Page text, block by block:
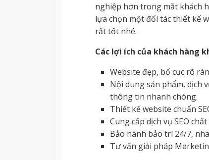
nghiệp hơn trong mắt khách
lựa chọn một đối tác thiết kế
rất tốt nhé.
Các lợi ích của khách hàng
Website đẹp, bố cục rõ
Nội dung sản phẩm, dịch
thông tin nhanh chóng.
Thiết kế website chuẩn
Cung cấp dịch vụ SEO
Bảo hành bảo trì 24/7,
Tư vấn giải pháp